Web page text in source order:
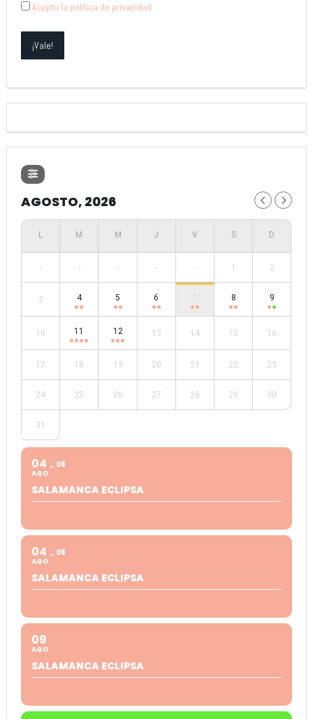
Acepto la política de privacidad
AGOSTO, 2026
- - - - - 1 2
3 4 5 6 7 8 9
10 11 12 13 14 15 16
17 18 19 20 21 22 23
24 25 26 27 28 29 30
31
04
AGO
08
SALAMANCA ECLIPSA
04
AGO
08
SALAMANCA ECLIPSA
09
AGO
SALAMANCA ECLIPSA